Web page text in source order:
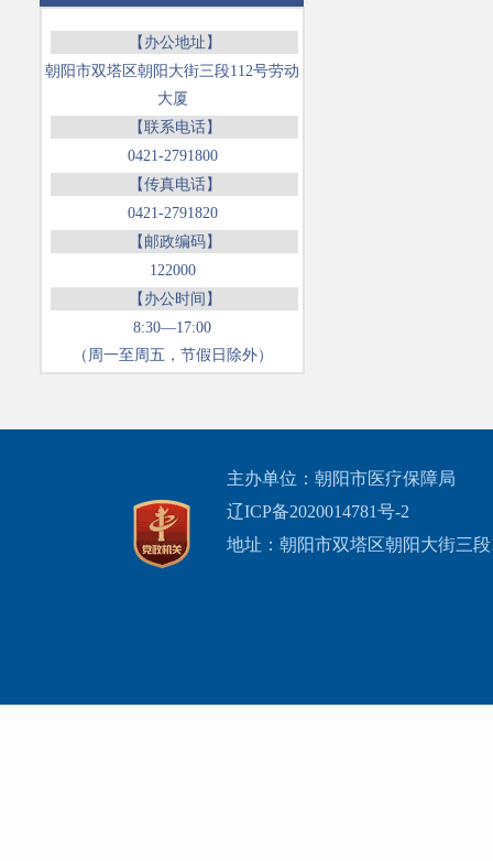
【办公地址】
朝阳市双塔区朝阳大街三段112号劳动
大厦
【联系电话】
0421-2791800
【传真电话】
0421-2791820
【邮政编码】
122000
【办公时间】
8:30—17:00
（周一至周五，节假日除外）
主办单位：朝阳市医疗保障局
辽ICP备2020014781号-2
地址：朝阳市双塔区朝阳大街三段